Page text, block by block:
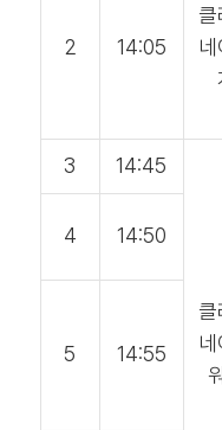
2 14:05
클
3 14:45
클
4 14:50
5 14:55